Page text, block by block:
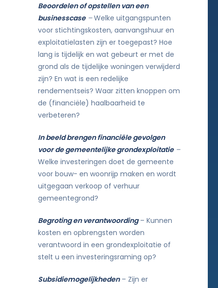
Beoordelen of opstellen van een
businesscase–Welke uitgangspunten
voor stichtingskosten, aanvangshuur en
exploitatielasten zijn er toegepast? Hoe
lang is tijdelijk en wat gebeurt er met de
grond als de tijdelijke woningen verwijderd
zijn? En wat is een redelijke
rendementseis? Waar zitten knoppen om
de (financiële) haalbaarheid te
verbeteren?
In beeld brengen financiële gevolgen
voor de gemeentelijke grondexploitatie–
Welke investeringen doet de gemeente
voor bouw- en woonrijp maken en wordt
uitgegaan verkoop of verhuur
gemeentegrond?
Begroting en verantwoording– Kunnen
kosten en opbrengsten worden
verantwoord in een grondexploitatie of
stelt u een investeringsraming op?
Subsidiemogelijkheden– Zijn er